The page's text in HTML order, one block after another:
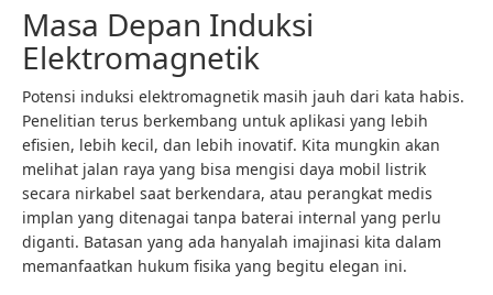
Masa Depan Induksi
Elektromagnetik
Potensi induksi elektromagnetik masih jauh dari kata habis.
Penelitian terus berkembang untuk aplikasi yang lebih
efisien, lebih kecil, dan lebih inovatif. Kita mungkin akan
melihat jalan raya yang bisa mengisi daya mobil listrik
secara nirkabel saat berkendara, atau perangkat medis
implan yang ditenagai tanpa baterai internal yang perlu
diganti. Batasan yang ada hanyalah imajinasi kita dalam
memanfaatkan hukum fisika yang begitu elegan ini.